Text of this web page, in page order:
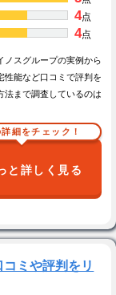
4点
4点
ノスグループの実例から
性能など口コミで評判を
法まで調査しているのは
細をチェック！
と詳しく見る
ミや評判をリ